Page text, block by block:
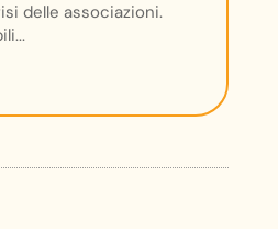
delle associazioni.